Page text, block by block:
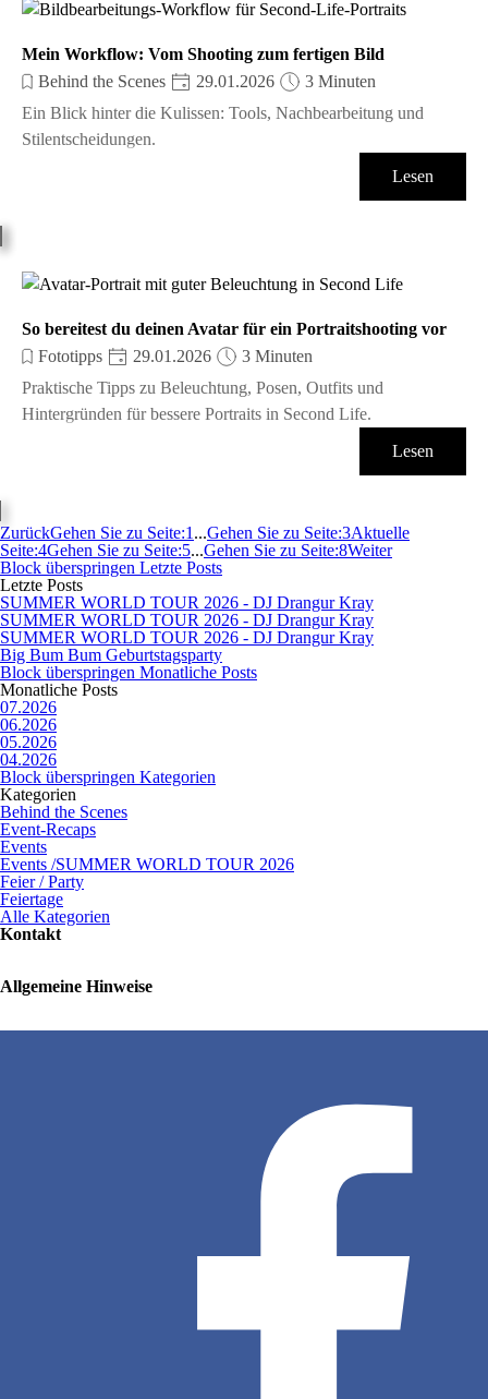
Mein Workflow: Vom Shooting zum fertigen Bild
Behind the Scenes
29.01.2026
3 Minuten
Ein Blick hinter die Kulissen: Tools, Nachbearbeitung und
Stilentscheidungen.
Lesen
So bereitest du deinen Avatar für ein Portraitshooting vor
Fototipps
29.01.2026
3 Minuten
Praktische Tipps zu Beleuchtung, Posen, Outfits und
Hintergründen für bessere Portraits in Second Life.
Lesen
ZurückGehen Sie zu Seite:1 ...Gehen Sie zu Seite:3Aktuelle
Seite:4Gehen Sie zu Seite:5...Gehen Sie zu Seite:8Weiter
Block überspringen Letzte Posts
Letzte Posts
SUMMER WORLD TOUR 2026 - DJ Drangur Kray
SUMMER WORLD TOUR 2026 - DJ Drangur Kray
SUMMER WORLD TOUR 2026 - DJ Drangur Kray
Big Bum Bum Geburtstagsparty
Block überspringen Monatliche Posts
Monatliche Posts
07.2026
06.2026
05.2026
04.2026
Block überspringen Kategorien
Kategorien
Behind the Scenes
Event-Recaps
Events
Events /SUMMER WORLD TOUR 2026
Feier / Party
Feiertage
Alle Kategorien
Kontakt
Allgemeine Hinweise